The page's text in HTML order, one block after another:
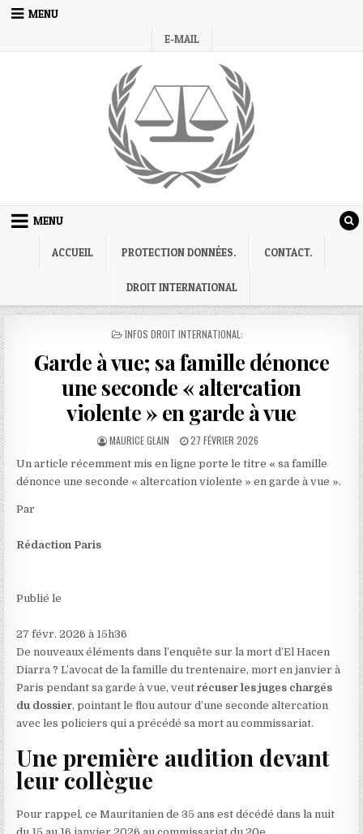
Skip
MENU
E-MAIL
MENU
ACCUEIL PROTECTION DONNÉES. CONTACT.
DROIT INTERNATIONAL
POSTED
INFOS DROIT INTERNATIONAL:
Garde à vue; sa famille dénonce
une seconde « altercation
violente » en garde à vue
AUTHOR:
MAURICE GLAIN
PUBLISHED
27 FÉVRIER 2026
Un article récemment mis en ligne porte le titre « sa famille
dénonce une seconde « altercation violente » en garde à vue ».
Par
Rédaction Paris
Publié le
27 févr. 2026 à 15h36
De nouveaux éléments dans l’enquête sur la mort d’El Hacen
Diarra ? L’avocat de la famille du trentenaire, mort en janvier à
Paris pendant sa garde à vue, veutrécuser les juges chargés
du dossier, pointant le flou autour d’une seconde altercation
avec les policiers qui a précédé sa mort au commissariat.
Une première audition devant
leur collègue
Pour rappel, ce Mauritanien de 35 ans est décédé dans la nuit